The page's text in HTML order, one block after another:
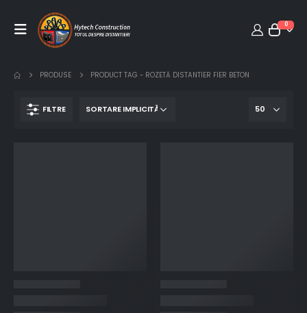
0
PRODUSE PRODUCT TAG - ROZETĂ DISTANTIER FIER BETON
FILTRE